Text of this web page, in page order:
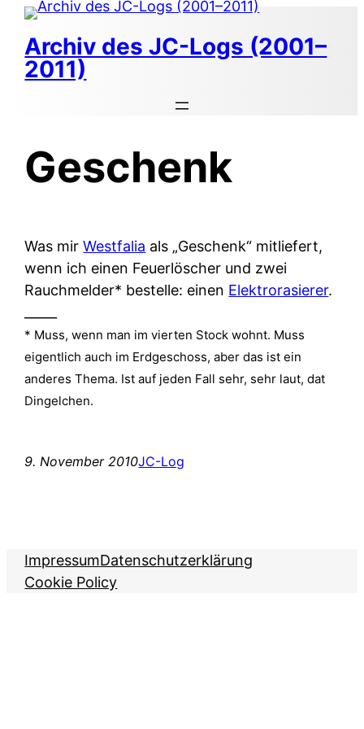
Zum
Inhalt
springen
Archiv des JC-Logs (2001–
2011)
Geschenk
Was mirWestfalia als „Geschenk“ mitliefert,
wenn ich einen Feuerlöscher und zwei
Rauchmelder* bestelle: einen Elektrorasierer.
* Muss, wenn man im vierten Stock wohnt. Muss
eigentlich auch im Erdgeschoss, aber das ist ein
anderes Thema. Ist auf jeden Fall sehr, sehr laut, dat
Dingelchen.
9. November 2010JC-Log
ImpressumDatenschutzerklärung
Cookie Policy